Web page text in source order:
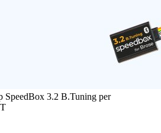
SpeedBox 3.2 B.Tuning per